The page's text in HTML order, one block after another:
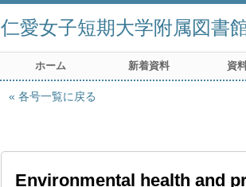
仁愛女子短期大学附属図書
ホーム 新着資料 資
各号一覧に戻る
Environmental health and